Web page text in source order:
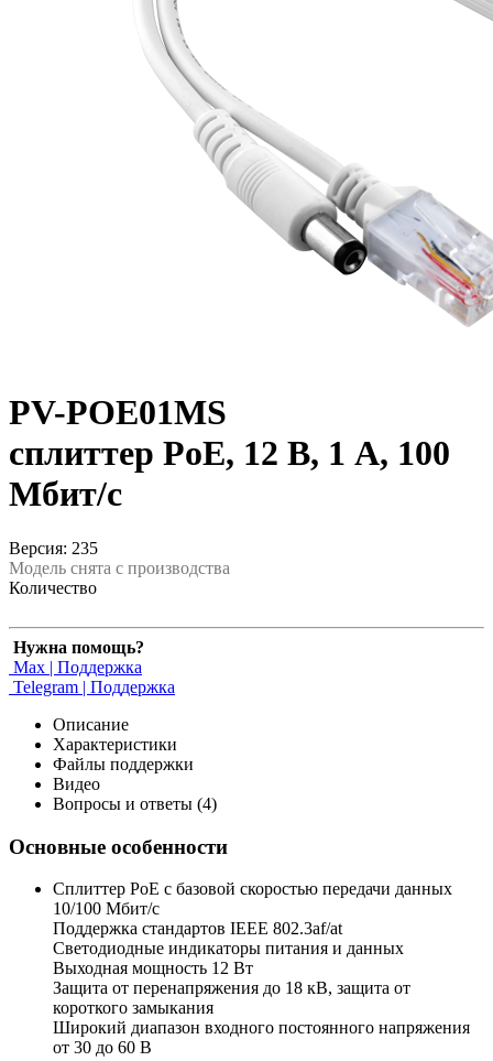
PV-POE01MS
сплиттер PoE, 12 В, 1 А, 100
Мбит/с
Версия: 235
Модель снята с производства
Количество
Нужна помощь?
Max | Поддержка
Telegram | Поддержка
Описание
Характеристики
Файлы поддержки
Видео
Вопросы и ответы (4)
Основные особенности
Сплиттер PoE с базовой скоростью передачи данных
10/100 Мбит/с
Поддержка стандартов IEEE 802.3af/at
Светодиодные индикаторы питания и данных
Выходная мощность 12 Вт
Защита от перенапряжения до 18 кВ, защита от
короткого замыкания
Широкий диапазон входного постоянного напряжения
от 30 до 60 В